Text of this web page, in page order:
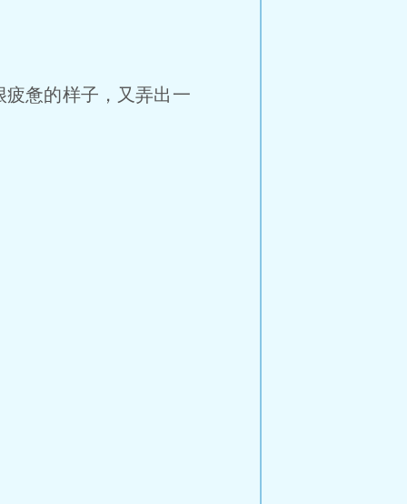
惫的样子，又弄出一